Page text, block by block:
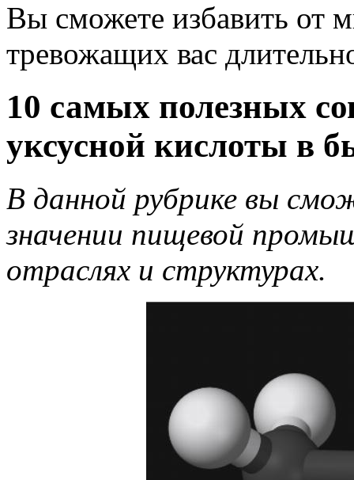
Вы сможете избавить от
тревожащих вас
10 самых полезных
уксусной кислоты в
В данной рубрике вы
значении пищевой
отраслях и структурах.